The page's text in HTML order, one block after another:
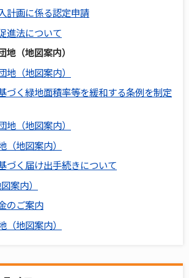
計画に係る認定申請
進法について
地（地図案内）
地（地図案内）
づく緑地面積率等を緩和する条例を制定
地（地図案内）
（地図案内）
づく届け出手続きについて
案内）
のご案内
（地図案内）